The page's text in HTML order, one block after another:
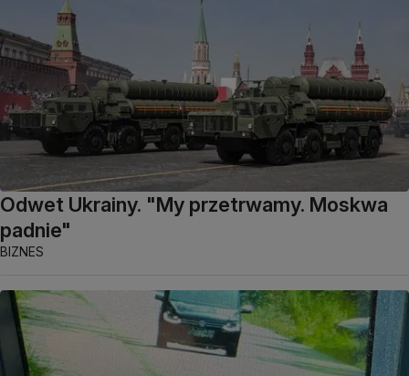
Odwet Ukrainy. "My przetrwamy. Moskwa
padnie"
BIZNES